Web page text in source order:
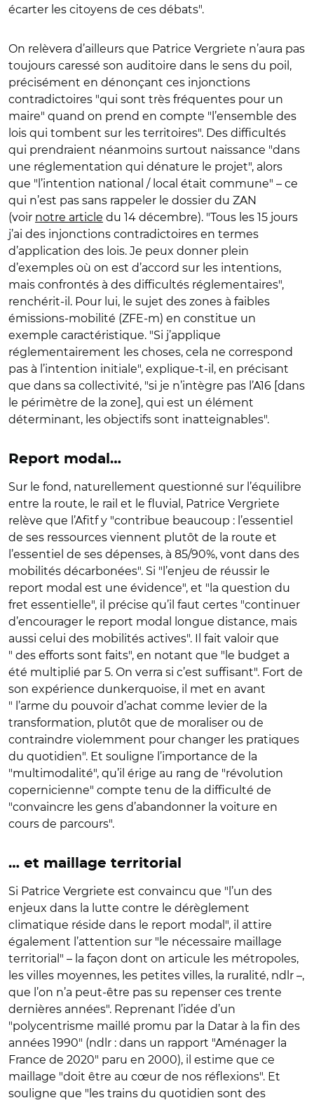
écarter les citoyens de ces débats".
On relèvera d’ailleurs que Patrice Vergriete n’aura pas
toujours caressé son auditoire dans le sens du poil,
précisément en dénonçant ces injonctions
contradictoires "qui sont très fréquentes pour un
maire" quand on prend en compte "l’ensemble des
lois qui tombent sur les territoires". Des difficultés
qui prendraient néanmoins surtout naissance "dans
une réglementation qui dénature le projet", alors
que "l’intention national / local était commune" – ce
qui n’est pas sans rappeler le dossier du ZAN
(voir notre article du 14 décembre). "Tous les 15 jours
j’ai des injonctions contradictoires en termes
d’application des lois. Je peux donner plein
d’exemples où on est d’accord sur les intentions,
mais confrontés à des difficultés réglementaires",
renchérit-il. Pour lui, le sujet des zones à faibles
émissions-mobilité (ZFE-m) en constitue un
exemple caractéristique. "Si j’applique
réglementairement les choses, cela ne correspond
pas à l’intention initiale", explique-t-il, en précisant
que dans sa collectivité, "si je n’intègre pas l’A16 [dans
le périmètre de la zone], qui est un élément
déterminant, les objectifs sont inatteignables".
Report modal…
Sur le fond, naturellement questionné sur l’équilibre
entre la route, le rail et le fluvial, Patrice Vergriete
relève que l’Afitf y "contribue beaucoup : l’essentiel
de ses ressources viennent plutôt de la route et
l’essentiel de ses dépenses, à 85/90%, vont dans des
mobilités décarbonées". Si "l’enjeu de réussir le
report modal est une évidence", et "la question du
fret essentielle", il précise qu’il faut certes "continuer
d’encourager le report modal longue distance, mais
aussi celui des mobilités actives". Il fait valoir que
" des efforts sont faits", en notant que "le budget a
été multiplié par 5. On verra si c’est suffisant". Fort de
son expérience dunkerquoise, il met en avant
" l’arme du pouvoir d’achat comme levier de la
transformation, plutôt que de moraliser ou de
contraindre violemment pour changer les pratiques
du quotidien". Et souligne l’importance de la
"multimodalité", qu’il érige au rang de "révolution
copernicienne" compte tenu de la difficulté de
"convaincre les gens d’abandonner la voiture en
cours de parcours".
… et maillage territorial
Si Patrice Vergriete est convaincu que "l’un des
enjeux dans la lutte contre le dérèglement
climatique réside dans le report modal", il attire
également l’attention sur "le nécessaire maillage
territorial" – la façon dont on articule les métropoles,
les villes moyennes, les petites villes, la ruralité, ndlr –,
que l’on n’a peut-être pas su repenser ces trente
dernières années". Reprenant l’idée d’un
"polycentrisme maillé promu par la Datar à la fin des
années 1990" (ndlr : dans un rapport "Aménager la
France de 2020" paru en 2000), il estime que ce
maillage "doit être au cœur de nos réflexions". Et
souligne que "les trains du quotidien sont des